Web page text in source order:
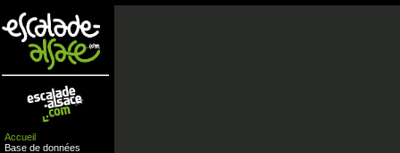
Accueil
Base de données